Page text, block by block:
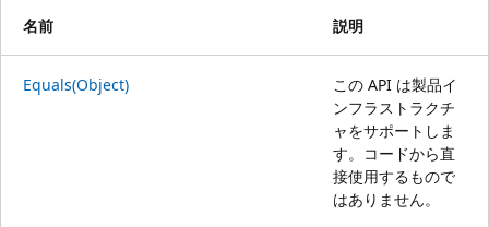
名前 説明
Equals(Object)
この API は製品イ
ンフラストラクチ
ャをサポートしま
す。コードから直
接使用するもので
はありません。